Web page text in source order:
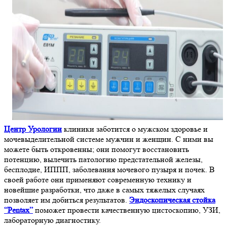
Центр Урологии клиники заботится о мужском здоровье и
мочевыделительной системе мужчин и женщин. С ними вы
можете быть откровенны; они помогут восстановить
потенцию, вылечить патологию предстательной железы,
бесплодие, ИППП, заболевания мочевого пузыря и почек. В
своей работе они применяют современную технику и
новейшие разработки, что даже в самых тяжелых случаях
позволяет им добиться результатов. Эндоскопическая стойка
“Pentax”поможет провести качественную цистоскопию, УЗИ,
лабораторную диагностику.